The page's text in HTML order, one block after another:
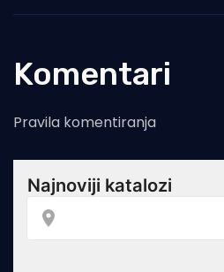
Komentari
Pravila komentiranja